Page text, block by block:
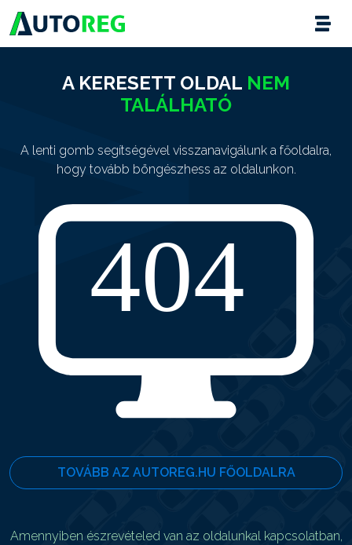
A KERESETT OLDAL NEM
TALÁLHATÓ
A lenti gomb segítségével visszanavigálunk a főoldalra,
hogy tovább böngészhess az oldalunkon.
TOVÁBB AZ AUTOREG.HU FŐOLDALRA
Amennyiben észrevételed van az oldalunkal kapcsolatban,